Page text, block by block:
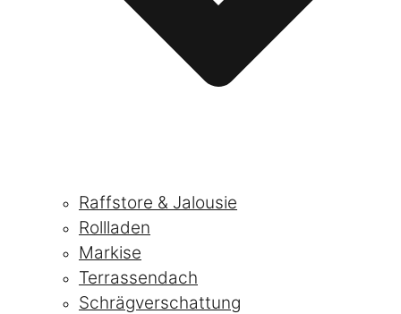
Raffstore & Jalousie
Rollladen
Markise
Terrassendach
Schrägverschattung